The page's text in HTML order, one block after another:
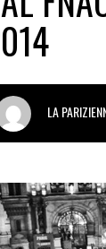
LA